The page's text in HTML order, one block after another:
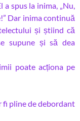
spus la inima, „Nu,
Dar inima continuă
și știind că
supune și să dea
poate acționa pe
pline de debordant